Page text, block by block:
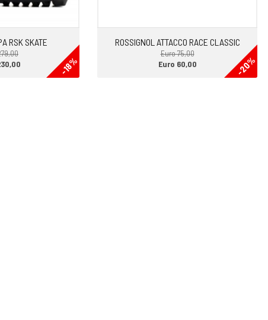
RSK SKATE
-18%
ROSSIGNOL ATTACCO RACE CLASSIC
Euro 75,00
-20%
Euro 60,00